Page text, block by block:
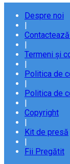
Despre noi
|
|
Termeni și
|
Politica de
|
Politica de
|
Copyright
|
Kit de presă
|
Fii Pregătit